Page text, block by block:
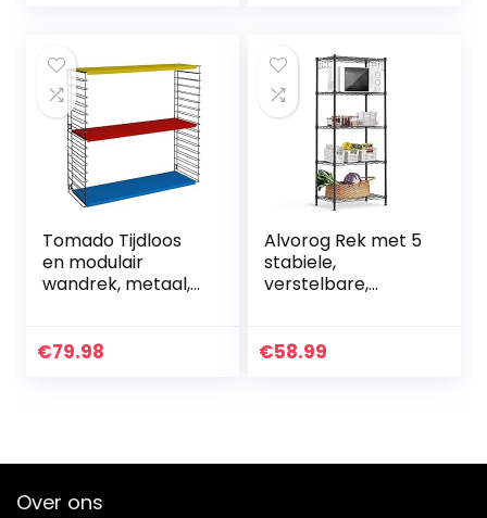
Tomado Tijdloos
en modulair
wandrek, metaal,
€79.98
Alvorog Rek met 5
stabiele,
verstelbare,
opslagruimte voor
€58.99
Over ons